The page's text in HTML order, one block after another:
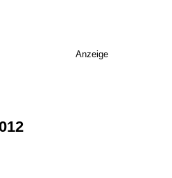
Anzeige